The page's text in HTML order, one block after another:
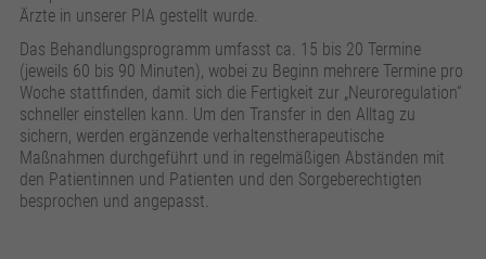
Ärzte in unserer PIA gestellt wurde.
Das Behandlungsprogramm umfasst ca. 15 bis 20 Termine
(jeweils 60 bis 90 Minuten), wobei zu Beginn mehrere Termine pro
Woche stattfinden, damit sich die Fertigkeit zur „Neuroregulation“
schneller einstellen kann. Um den Transfer in den Alltag zu
sichern, werden ergänzende verhaltenstherapeutische
Maßnahmen durchgeführt und in regelmäßigen Abständen mit
den Patientinnen und Patienten und den Sorgeberechtigten
besprochen und angepasst.
Laufzeit 24 Stunden
Zweck
Wird zur Unterscheidung von Benutzern
verwendet.
Name _gat_UA_161657597_3